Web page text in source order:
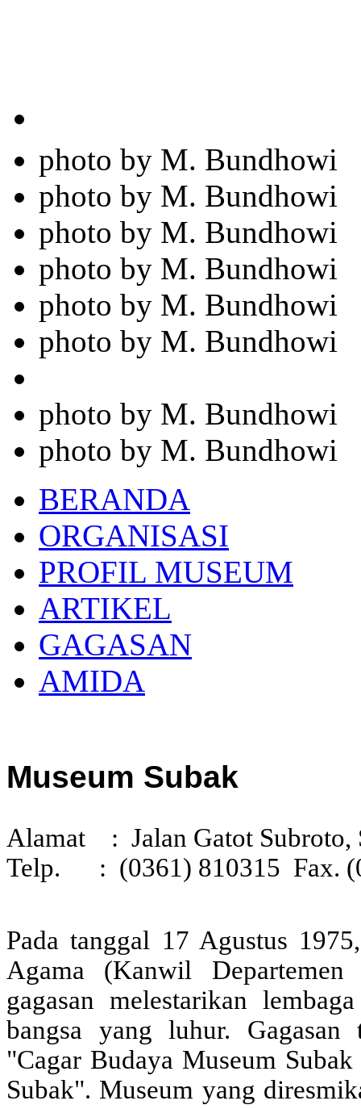
photo by M. Bundhowi
photo by M. Bundhowi
photo by M. Bundhowi
photo by M. Bundhowi
photo by M. Bundhowi
photo by M. Bundhowi
photo by M. Bundhowi
photo by M. Bundhowi
BERANDA
ORGANISASI
PROFIL MUSEUM
ARTIKEL
GAGASAN
AMIDA
Museum Subak
Alamat : Jalan Gatot Subroto,
Telp. : (0361) 810315 Fax.
Pada tanggal 17 Agustus
Agama (Kanwil
gagasan melestarikan
bangsa yang luhur. Gagasan
"Cagar Budaya Museum
Subak". Museum yang